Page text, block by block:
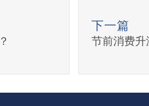
下一篇
节前消费升